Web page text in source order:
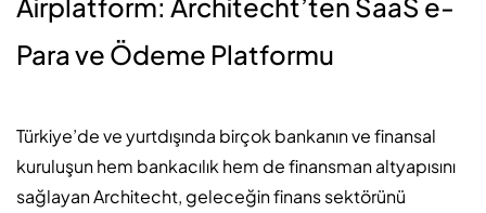
Para ve Ödeme Platformu
Türkiye’de ve yurtdışında birçok bankanın ve finansal
kuruluşun hem bankacılık hem de finansman altyapısını
sağlayan Architecht, geleceğin finans sektörünü